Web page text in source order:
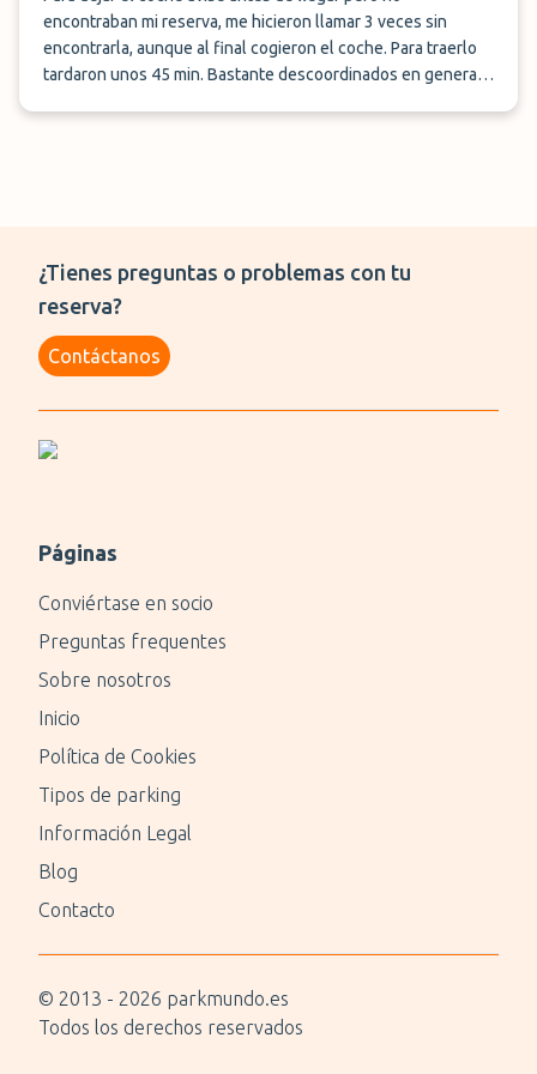
encontraban mi reserva, me hicieron llamar 3 veces sin
encontrarla, aunque al final cogieron el coche. Para traerlo
tardaron unos 45 min. Bastante descoordinados en general ,
¿Tienes preguntas o problemas con tu
reserva?
Contáctanos
Páginas
Conviértase en socio
Preguntas frequentes
Sobre nosotros
Inicio
Política de Cookies
Tipos de parking
Información Legal
Blog
Contacto
© 2013 - 2026 parkmundo.es
Todos los derechos reservados